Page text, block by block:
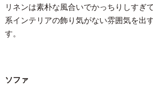
リネンは素朴な風合いでかっちりしすぎ
系インテリアの飾り気がない雰囲気を出
す。
ソファ